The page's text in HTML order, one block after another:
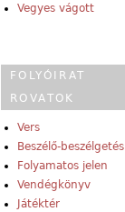
Vegyes vágott
FOLYÓIRAT
ROVATOK
Vers
Beszélő-beszélgetés
Folyamatos jelen
Vendégkönyv
Játéktér